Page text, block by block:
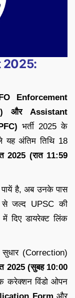
2025:
Enforcement
और Assistant
भर्ती 2025 के
यह अंतिम तिथि 18
2025 (रात 11:59
पायें है, अब उनके पास
से जल्द UPSC की
दिए डायरेक्ट लिंक
सुधार (Correction)
2025 (सुबह 10:00
करेक्शन विंडो ओपन